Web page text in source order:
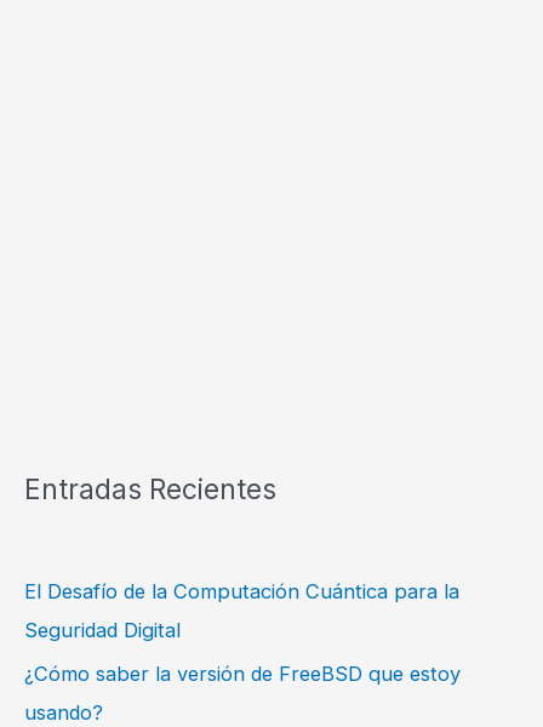
Entradas Recientes
El Desafío de la Computación Cuántica para la
Seguridad Digital
¿Cómo saber la versión de FreeBSD que estoy
usando?